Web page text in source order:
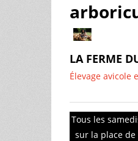
LA FERME
Élevage avicole
Tous les
sur la place